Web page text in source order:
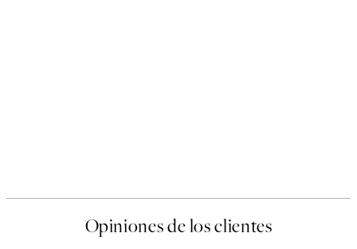
Opiniones de los clientes